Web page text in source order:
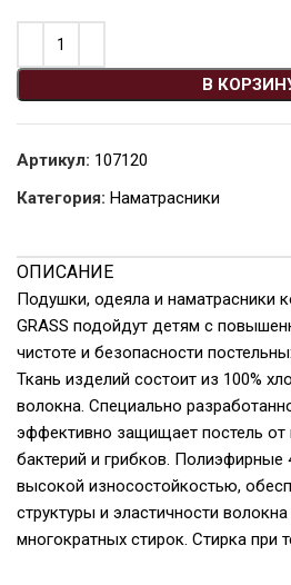
В
Артикул: 107120
Категория: Наматрасники
ОПИСАНИЕ
Подушки, одеяла и наматрасники
GRASS подойдут детям с
чистоте и безопасности
Ткань изделий состоит из 100%
волокна. Специально
эффективно защищает постель
бактерий и грибков.
высокой износостойкостью,
структуры и эластичности
многократных стирок. Стирка при